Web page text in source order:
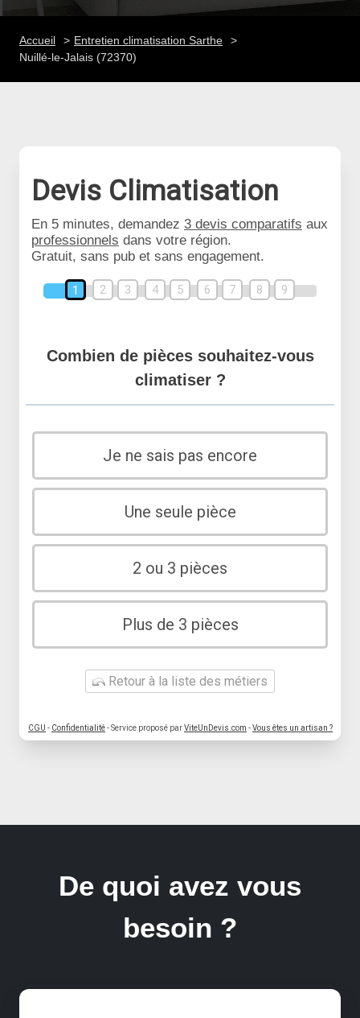
Accueil
Entretien climatisation Sarthe
Nuillé-le-Jalais (72370)
Devis Climatisation
En 5 minutes, demandez 3 devis comparatifs aux
professionnels dans votre région.
Gratuit, sans pub et sans engagement.
1 2 3 4 5 6 7 8 9
Combien de pièces souhaitez-vous
climatiser ?
Je ne sais pas encore
Une seule pièce
2 ou 3 pièces
Plus de 3 pièces
Retour à la liste des métiers
CGU - Confidentialité- Service proposé parViteUnDevis.com -Vous êtes un artisan ?
De quoi avez vous
besoin ?